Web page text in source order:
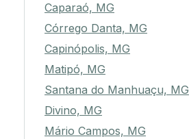
Caparaó, MG
Córrego Danta, MG
Capinópolis, MG
Matipó, MG
Santana do Manhuaçu, MG
Divino, MG
Mário Campos, MG